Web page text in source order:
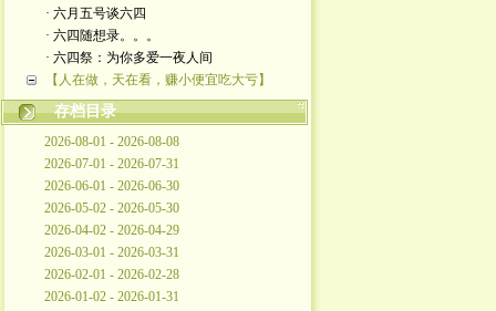
· 六月五号谈六四
· 六四随想录。。。
· 六四祭：为你多爱一夜人间
【人在做，天在看，赚小便宜吃大亏】
存档目录
2026-08-01 - 2026-08-08
2026-07-01 - 2026-07-31
2026-06-01 - 2026-06-30
2026-05-02 - 2026-05-30
2026-04-02 - 2026-04-29
2026-03-01 - 2026-03-31
2026-02-01 - 2026-02-28
2026-01-02 - 2026-01-31